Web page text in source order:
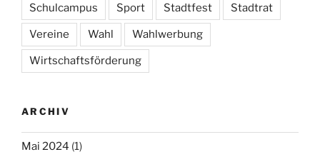
Schulcampus Sport Stadtfest Stadtrat
Vereine Wahl Wahlwerbung
Wirtschaftsförderung
ARCHIV
Mai 2024 (1)